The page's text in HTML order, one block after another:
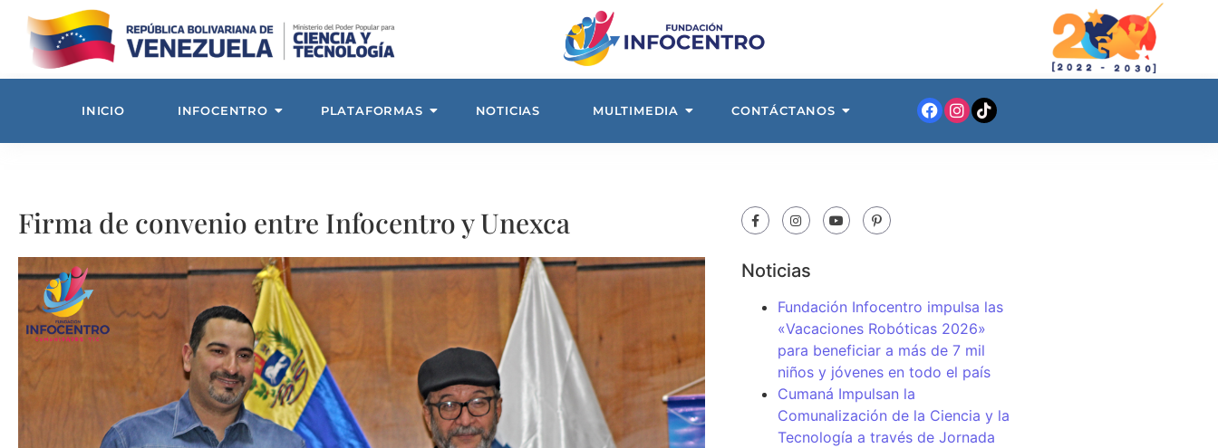
INICIO INFOCENTRO PLATAFORMAS NOTICIAS MULTIMEDIA CONTÁCTANOS
Firma de convenio entre Infocentro y Unexca
Noticias
Fundación Infocentro impulsa las
«Vacaciones Robóticas 2026»
para beneficiar a más de 7 mil
niños y jóvenes en todo el país
Cumaná Impulsan la
Comunalización de la Ciencia y la
Tecnología a través de Jornada